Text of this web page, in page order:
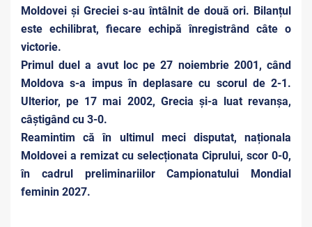
Moldovei și Greciei s-au întâlnit de două ori. Bilanțul
este echilibrat, fiecare echipă înregistrând câte o
victorie.
Primul duel a avut loc pe 27 noiembrie 2001, când
Moldova s-a impus în deplasare cu scorul de 2-1.
Ulterior, pe 17 mai 2002, Grecia și-a luat revanșa,
câștigând cu 3-0.
Reamintim că în ultimul meci disputat, naționala
Moldovei a remizat cu selecționata Ciprului, scor 0-0,
în cadrul preliminariilor Campionatului Mondial
feminin 2027.